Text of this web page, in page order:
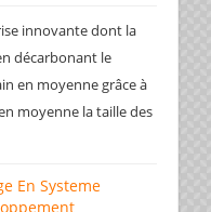
innovante dont la
décarbonant le
en moyenne grâce à
moyenne la taille des
En Systeme